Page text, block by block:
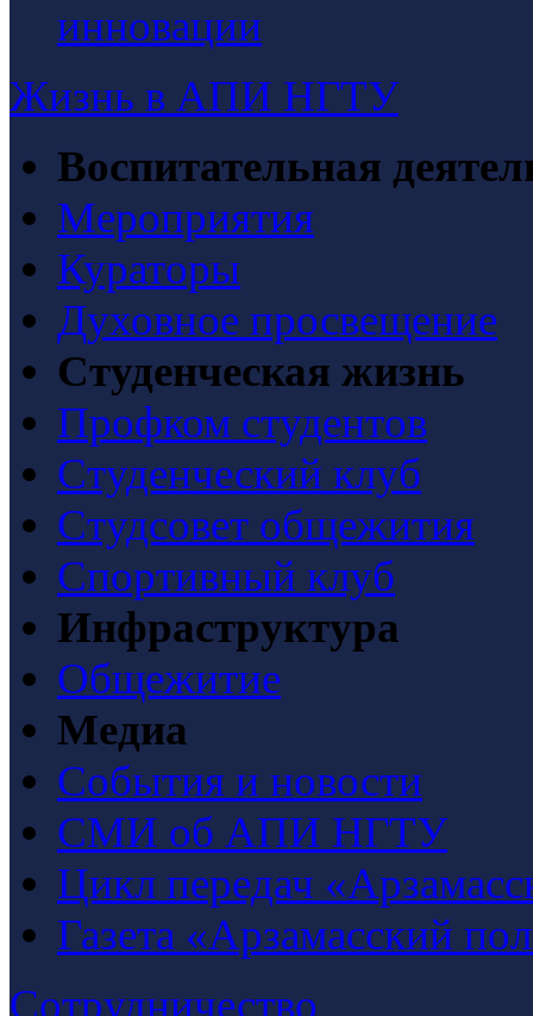
инновации
Жизнь в АПИ НГТУ
Воспитательная
Мероприятия
Кураторы
Духовное просвещение
Студенческая жизнь
Профком студентов
Студенческий клуб
Студсовет общежития
Спортивный клуб
Инфраструктура
Общежитие
Медиа
События и новости
СМИ об АПИ НГТУ
Цикл передач
Газета «Арзамасский
Сотрудничество